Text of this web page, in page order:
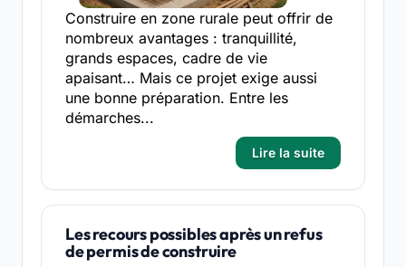
Construire en zone rurale peut offrir de
nombreux avantages : tranquillité,
grands espaces, cadre de vie
apaisant… Mais ce projet exige aussi
une bonne préparation. Entre les
démarches...
Lire la suite
Les recours possibles après un refus
de permis de construire